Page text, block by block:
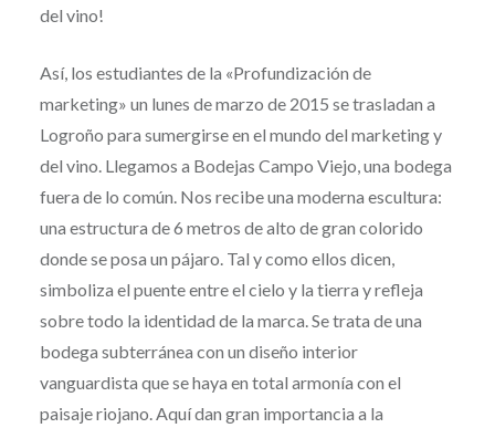
del vino!
Así, los estudiantes de la «Profundización de
marketing» un lunes de marzo de 2015 se trasladan a
Logroño para sumergirse en el mundo del marketing y
del vino. Llegamos a Bodejas Campo Viejo, una bodega
fuera de lo común. Nos recibe una moderna escultura:
una estructura de 6 metros de alto de gran colorido
donde se posa un pájaro. Tal y como ellos dicen,
simboliza el puente entre el cielo y la tierra y refleja
sobre todo la identidad de la marca. Se trata de una
bodega subterránea con un diseño interior
vanguardista que se haya en total armonía con el
paisaje riojano. Aquí dan gran importancia a la